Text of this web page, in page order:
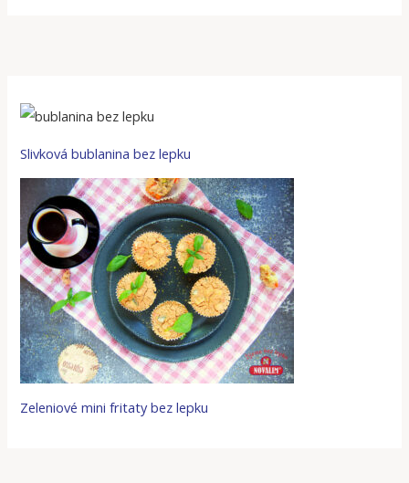
Slivková bublanina bez lepku
Zeleniové mini fritaty bez lepku